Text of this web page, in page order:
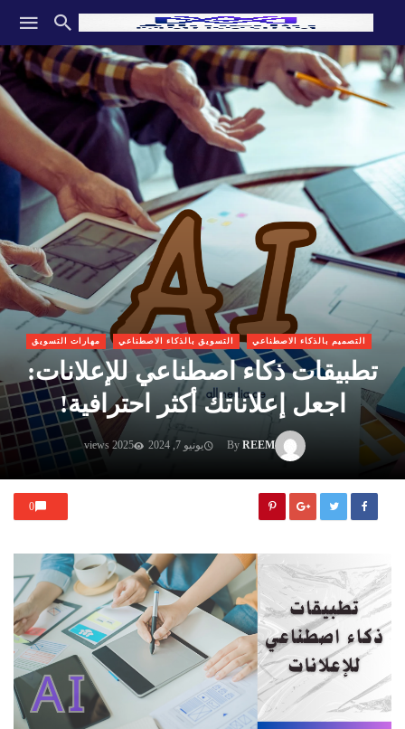
التصميم بالذكاء الاصطناعي التسويق بالذكاء الاصطناعي مهارات التسويق
تطبيقات ذكاء اصطناعي للإعلانات:
اجعل إعلاناتك أكثر احترافية!
By REEM يونيو 7, 2024 2025 views
0